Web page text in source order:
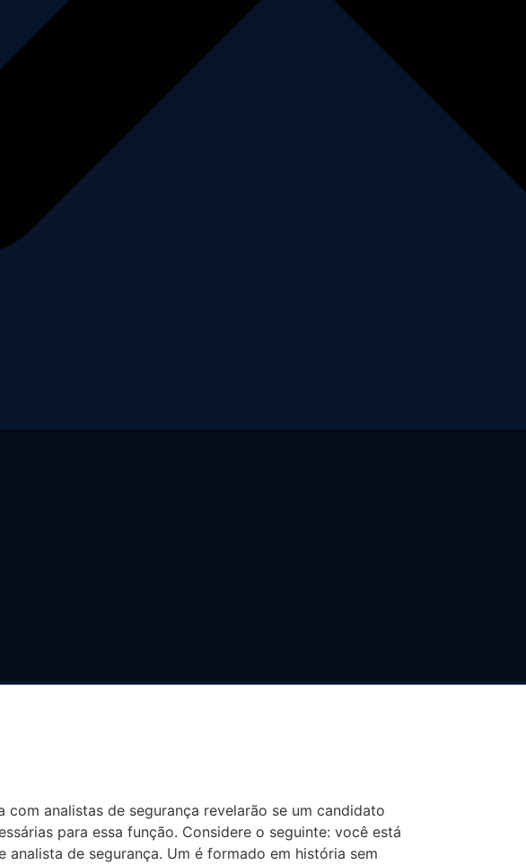
analistas de segurança revelarão se um candidato
para essa função. Considere o seguinte: você está
de segurança. Um é formado em história sem